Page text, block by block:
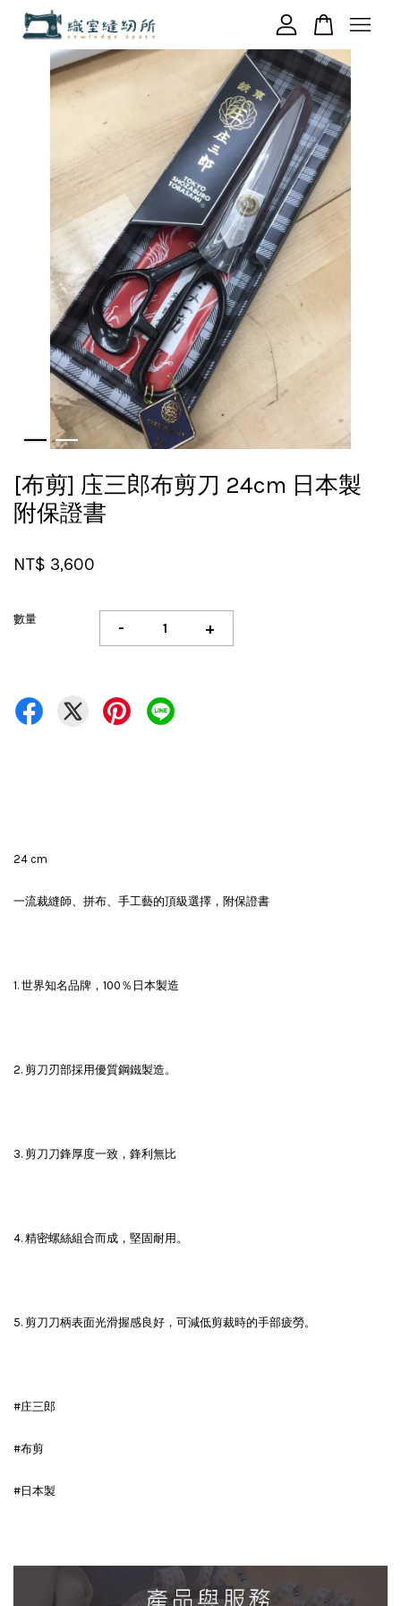
[布剪] 庒三郎布剪刀 24cm 日本製
附保證書
NT$ 3,600
數量 - +
24 cm
一流裁縫師、拼布、手工藝的頂級選擇，附保證書
1. 世界知名品牌，100％日本製造
2. 剪刀刃部採用優質鋼鐵製造。
3. 剪刀刀鋒厚度一致，鋒利無比
4. 精密螺絲組合而成，堅固耐用。
5. 剪刀刀柄表面光滑握感良好，可減低剪裁時的手部疲勞。
#庄三郎
#布剪
#日本製
您的購物車目前還是空的。
繼續購物